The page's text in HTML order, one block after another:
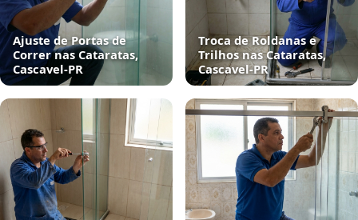
Ajuste de Portas de
Correr nas Cataratas,
Cascavel‑PR
Troca de Roldanas e
Trilhos nas Cataratas,
Cascavel‑PR